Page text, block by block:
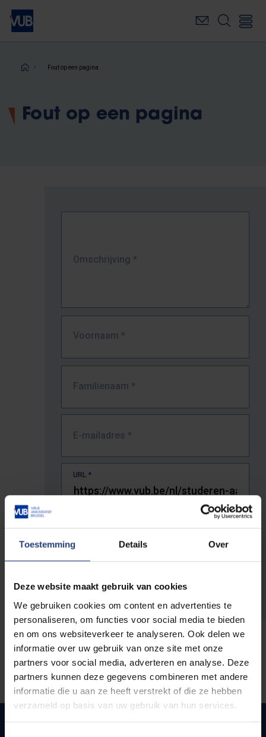
Toestemming Details Over
Deze website maakt gebruik van cookies
We gebruiken cookies om content en advertenties te
personaliseren, om functies voor social media te bieden
en om ons websiteverkeer te analyseren. Ook delen we
informatie over uw gebruik van onze site met onze
partners voor social media, adverteren en analyse. Deze
partners kunnen deze gegevens combineren met andere
informatie die u aan ze heeft verstrekt of die ze hebben
verzameld op basis van uw gebruik van hun services.
Overslaan
naar
inhoudKruimelpad
Fout op een pagina
Fout op een pagina
Omschrijving *
Voornaam *
Familienaam *
E-mailadres *
URL *
De volledige URL van de pagina waar je de fout zag.